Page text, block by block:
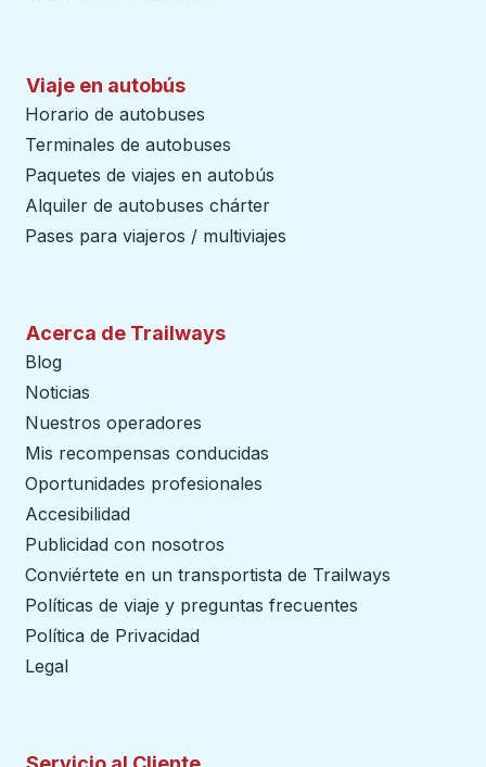
Viaje en autobús
Horario de autobuses
Terminales de autobuses
Paquetes de viajes en autobús
Alquiler de autobuses chárter
Pases para viajeros / multiviajes
Acerca de Trailways
Blog
Noticias
Nuestros operadores
Mis recompensas conducidas
Oportunidades profesionales
Accesibilidad
Publicidad con nosotros
Conviértete en un transportista de Trailways
Políticas de viaje y preguntas frecuentes
Política de Privacidad
Legal